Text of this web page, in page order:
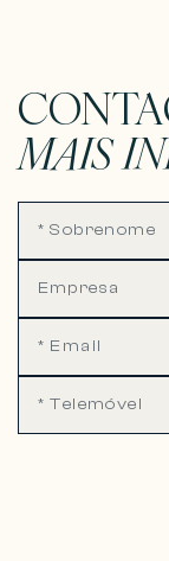
MAIS